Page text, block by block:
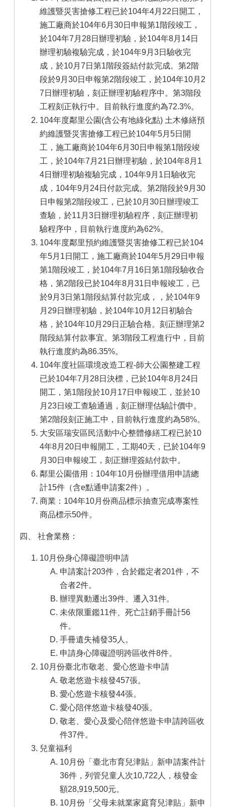
維護暨災害搶修工程已於104年4月22日開工，
施工廠商於104年6月30日申報第1階段竣工，
於104年7月28日辦理初驗，於104年8月14日
辦理初驗複驗完成，於104年9月3日驗收完
成，於10月7日第1階段簽結付款完成。第2階
段於9月30日申報第2階段竣工，於104年10月2
7日辦理初驗，刻正辦理初驗程序中。第3階段
工程刻正執行中。目前執行進度約為72.3%。
104年度鄰里公園(含公有地綠化點) 土木修繕預
約維護暨災害搶修工程已於104年5月5日開
工，施工廠商於104年6月30日申報第1階段竣
工，於104年7月21日辦理初驗，於104年8月1
4日辦理初驗複驗完成，104年9月1日驗收完
成，104年9月24日付款完成。第2階段於9月30
日申報第2階段竣工，已於10月30日辦理竣工
查驗，於11月3日辦理初驗程序，刻正辦理初
驗程序中，目前執行進度約為62%。
104年度鄰里預約維護暨災害搶修工程已於104
年5月1日開工，施工廠商於104年5月29日申報
第1階段竣工，於104年7月16日第1階段驗收合
格，第2階段已於104年8月31日申報竣工，已
於9月3日第1階段結算付款完成，，於104年9
月29日辦理初驗，於104年10月12日初驗合
格，於104年10月29日正驗合格。刻正辦理第2
階段結算付款事宜。第3階段工程進行中，目前
執行進度約為86.35%。
104年度社區環境改造工程-師大公園整建工程
已於104年7月28日決標，已於104年8月24日
開工，第1階段於10月17日申報竣工，並於10
月23日竣工查驗通過，刻正辦理估驗計價中。
第2階段刻正施工中，目前執行進度約為58%。
大安區瑞安區民活動中心整體修繕工程已於10
4年8月20日申報開工，工期40天，已於104年9
月30日申報竣工，刻正辦理簽結付款中。
鄰里公園借用：104年10月份辦理借用申請總
計15件（含e點通申請案2件）。
商業：104年10月份商品標示抽查完成專案性
商品標示50件。
四、 社會業務：
10月份身心障礙證明申請
申請案計203件，合於鑑定者201件，不
合者2件。
辦理異動遷出39件、遷入31件。
未依限重鑑11件、死亡註銷手冊計56
件。
手冊遺失補發35人。
申請身心障礙證明跨區收件8件。
10月份臺北市敬老、愛心悠遊卡申請
敬老悠遊卡核發457張。
愛心悠遊卡核發44張。
愛心陪伴悠遊卡核發40張。
敬老、愛心及愛心陪伴悠遊卡申請跨區收
件37件。
兒童福利
10月份「臺北市育兒津貼」新申請案件計
36件，列管兒童人次10,722人，核發金
額28,919,500元。
10月份「父母未就業家庭育兒津貼」新申